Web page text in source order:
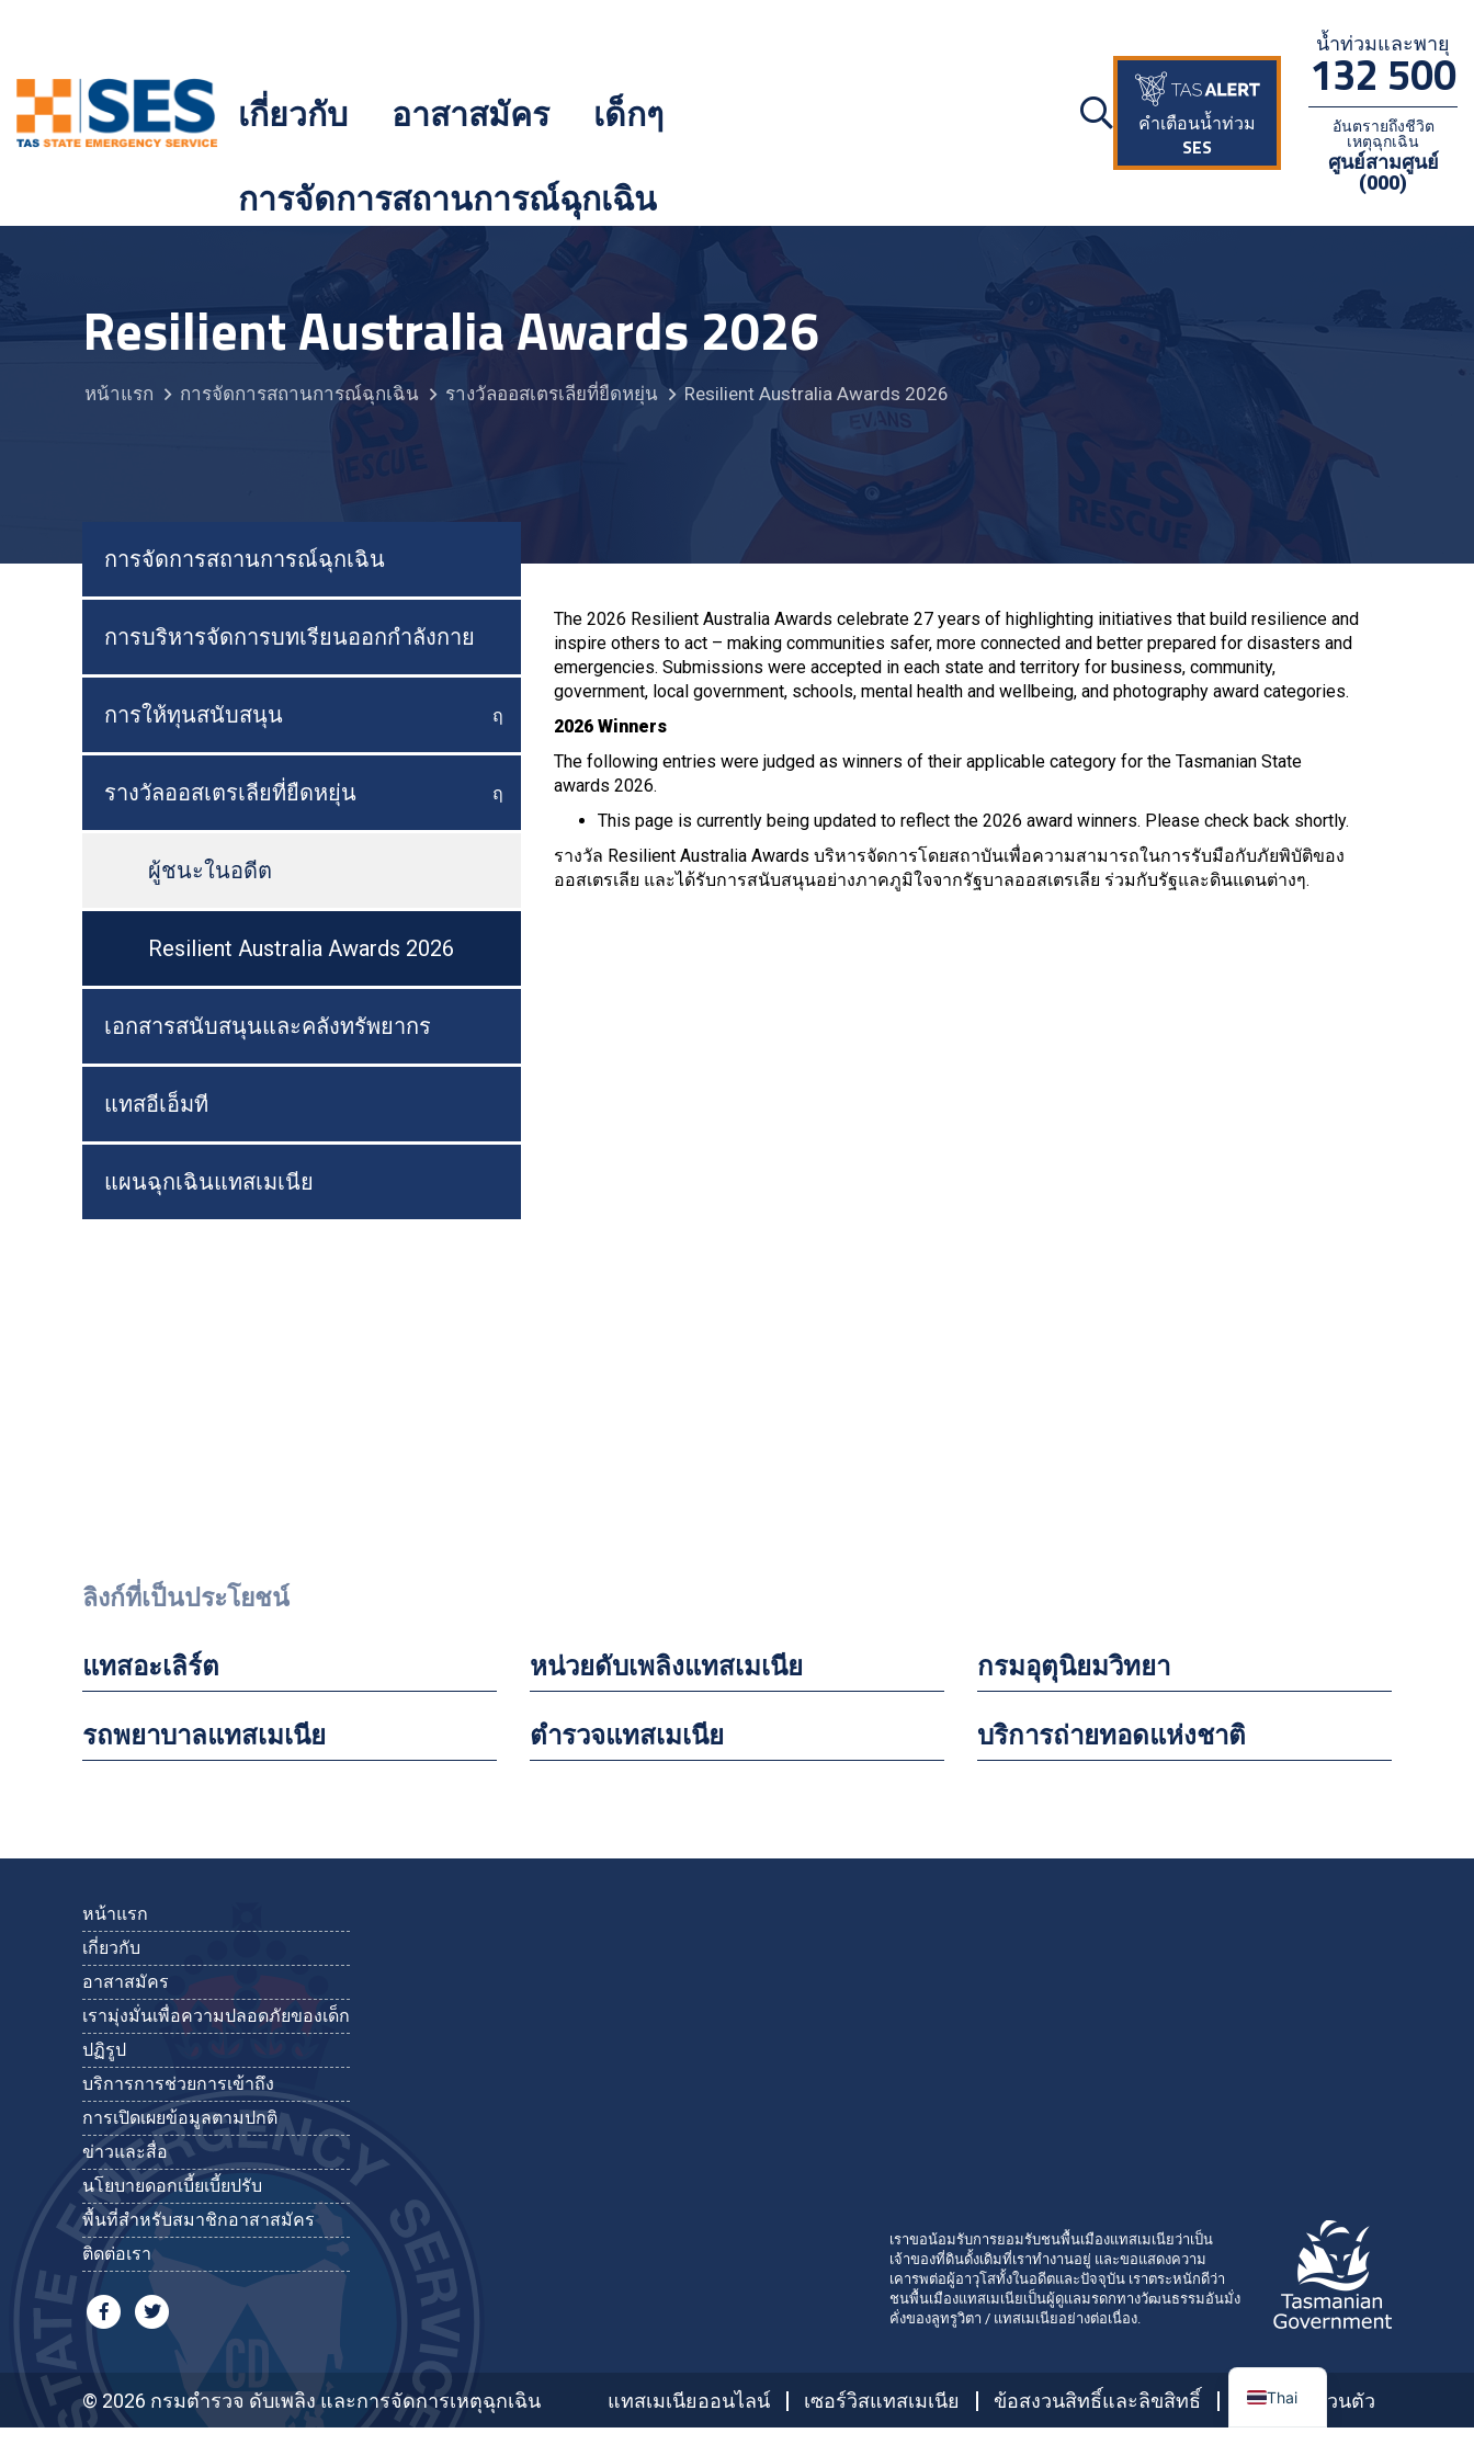
เกี่ยวกับ อาสาสมัคร
เด็กๆ
การจัดการสถานการณ์ฉุกเฉิน
คำเตือนน้ำท่วม
SES
น้ำท่วมและพายุ
132 500
อันตรายถึงชีวิต
เหตุฉุกเฉิน
ศูนย์สามศูนย์
(000)
Resilient Australia Awards 2026
หน้าแรก การจัดการสถานการณ์ฉุกเฉิน รางวัลออสเตรเลียที่ยืดหยุ่น Resilient Australia Awards 2026
The 2026 Resilient Australia Awards celebrate 27 years of highlighting initiatives that build resilience and
inspire others to act – making communities safer, more connected and better prepared for disasters and
emergencies. Submissions were accepted in each state and territory for business, community,
government, local government, schools, mental health and wellbeing, and photography award categories.
2026 Winners
The following entries were judged as winners of their applicable category for the Tasmanian State
awards 2026.
This page is currently being updated to reflect the 2026 award winners. Please check back shortly.
รางวัล Resilient Australia Awards บริหารจัดการโดยสถาบันเพื่อความสามารถในการรับมือกับภัยพิบัติของ
ออสเตรเลีย และได้รับการสนับสนุนอย่างภาคภูมิใจจากรัฐบาลออสเตรเลีย ร่วมกับรัฐและดินแดนต่างๆ.
การจัดการสถานการณ์ฉุกเฉิน
การบริหารจัดการบทเรียนออกกำลังกาย
การให้ทุนสนับสนุน สลับเมนู
ฤ
รางวัลออสเตรเลียที่ยืดหยุ่น สลับเมนู
ฤ
ผู้ชนะในอดีต
Resilient Australia Awards 2026
เอกสารสนับสนุนและคลังทรัพยากร
แทสอีเอ็มที
แผนฉุกเฉินแทสเมเนีย
ลิงก์ที่เป็นประโยชน์
แทสอะเลิร์ต
รถพยาบาลแทสเมเนีย
หน่วยดับเพลิงแทสเมเนีย
ตำรวจแทสเมเนีย
กรมอุตุนิยมวิทยา
บริการถ่ายทอดแห่งชาติ
หน้าแรก
เกี่ยวกับ
อาสาสมัคร
เรามุ่งมั่นเพื่อความปลอดภัยของเด็ก
ปฏิรูป
บริการการช่วยการเข้าถึง
การเปิดเผยข้อมูลตามปกติ
ข่าวและสื่อ
นโยบายดอกเบี้ยเบี้ยปรับ
พื้นที่สำหรับสมาชิกอาสาสมัคร
ติดต่อเรา
เราขอน้อมรับการยอมรับชนพื้นเมืองแทสเมเนียว่าเป็น
เจ้าของที่ดินดั้งเดิมที่เราทำงานอยู่ และขอแสดงความ
เคารพต่อผู้อาวุโสทั้งในอดีตและปัจจุบัน เราตระหนักดีว่า
ชนพื้นเมืองแทสเมเนียเป็นผู้ดูแลมรดกทางวัฒนธรรมอันมั่ง
คั่งของลูทรูวิตา / แทสเมเนียอย่างต่อเนื่อง.
© 2026 กรมตำรวจ ดับเพลิง และการจัดการเหตุฉุกเฉิน แทสเมเนียออนไลน์ เซอร์วิสแทสเมเนีย ข้อสงวนสิทธิ์และลิขสิทธิ์ ความเป็นส่วนตัว
Thai